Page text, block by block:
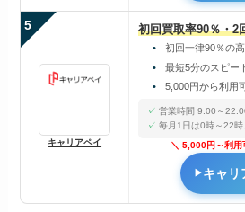
5
キャリアペイ
初回買取率90％・2
初回一律90％の
最短5分のスピー
5,000円から利用
営業時間 9:00～
毎月1日は0時～22時
5,000円～利用
キャリ